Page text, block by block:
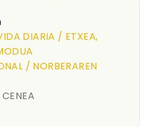
DIARIA / ETXEA,
/ NORBERAREN